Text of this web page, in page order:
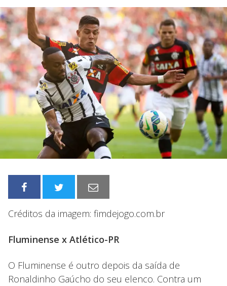
Créditos da imagem: fimdejogo.com.br
Fluminense x Atlético-PR
O Fluminense é outro depois da saída de
Ronaldinho Gaúcho do seu elenco. Contra um